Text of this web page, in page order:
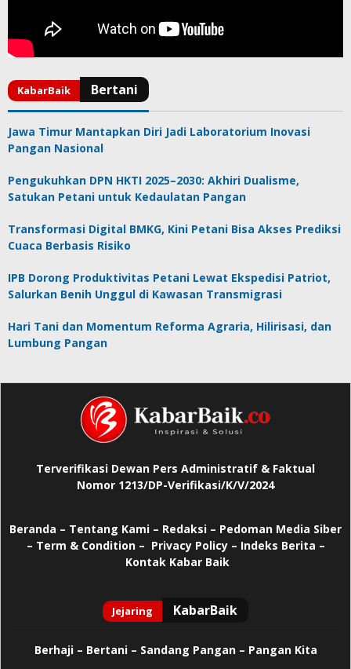
Jawa Timur Mantapkan Diri Jadi Laboratorium Inovasi
Pangan Nasional
Pengukuhkan DPN HKTI 2025–2030: Akhiri Dualisme,
Satukan Petani untuk Kedaulatan Pangan
Transformasi Digital BMKG, Kini Petani Bisa Akses Prediksi
Cuaca Berbasis Risiko
IPB Dorong Produktivitas Petani Lewat Ekspedisi Patriot,
Salurkan Benih Unggul di Kawasan Transmigrasi
Hari Tani dan Momentum Reforma Agraria, Hilirisasi, dan
Lumbung Pangan
Terverifikasi Dewan Pers Administratif & Faktual
Nomor 1213/DP-Verifikasi/K/V/2024
Beranda – Tentang Kami – Redaksi – Pedoman Media Siber
– Term & Condition – Privacy Policy– Indeks Berita –
Kontak Kabar Baik
Berhaji– Bertani – Sandang Pangan – Pangan Kita